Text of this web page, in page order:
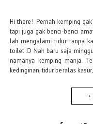
Hi there! Pernah kemping
tapi juga gak benci-benci
lah mengalami tidur tanpa
toilet :D Nah baru saja
namanya kemping manja.
kedinginan, tidur beralas
+